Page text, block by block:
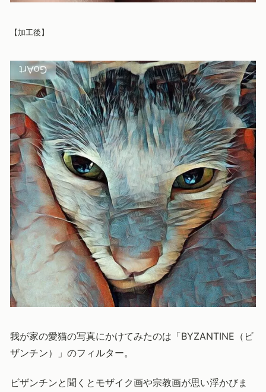
【加工後】
我が家の愛猫の写真にかけてみたのは「BYZANTINE（ビ
ザンチン）」のフィルター。
ビザンチンと聞くとモザイク画や宗教画が思い浮かびま